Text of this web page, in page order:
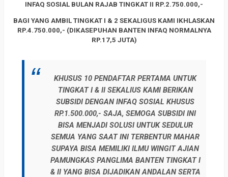
INFAQ SOSIAL BULAN RAJAB TINGKAT II RP.2.750.000,-
BAGI YANG AMBIL TINGKAT I & 2 SEKALIGUS KAMI IKHLASKAN
RP.4.750.000,- (DIKASEPUHAN BANTEN INFAQ NORMALNYA
RP.17,5 JUTA)
KHUSUS 10 PENDAFTAR PERTAMA UNTUK
TINGKAT I & II SEKALIUS KAMI BERIKAN
SUBSIDI DENGAN INFAQ SOSIAL KHUSUS
RP.1.500.000,- SAJA, SEMOGA SUBSIDI INI
BISA MENJADI SOLUSI UNTUK SEDULUR
SEMUA YANG SAAT INI TERBENTUR MAHAR
SUPAYA BISA MEMILIKI ILMU WINGIT AJIAN
PAMUNGKAS PANGLIMA BANTEN TINGKAT I
& II YANG BISA DIJADIKAN ANDALAN SERTA